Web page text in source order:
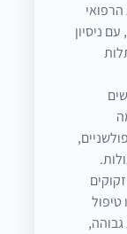
הרפואי
ניסיון